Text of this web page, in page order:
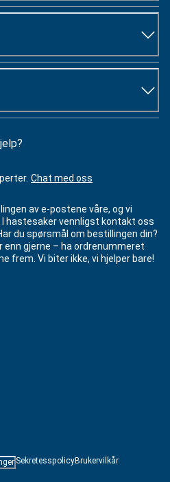
Chat med oss
av e-postene våre, og vi
hastesaker vennligst kontakt oss
du spørsmål om bestillingen din?
enn gjerne – ha ordrenummeret
frem. Vi biter ikke, vi hjelper bare!
SekretesspolicyBrukervilkår